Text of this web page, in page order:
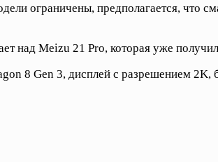
ограничены, предполагается,
над Meizu 21 Pro, которая уже
8 Gen 3, дисплей с разрешением